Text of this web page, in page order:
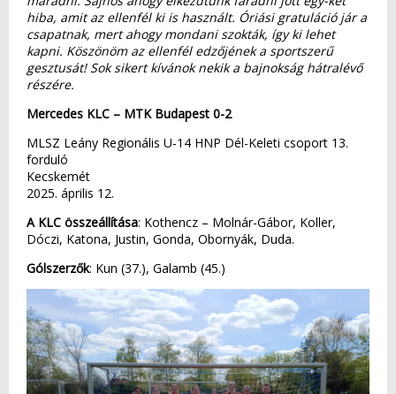
hiba, amit az ellenfél ki is használt. Óriási gratuláció jár a
csapatnak, mert ahogy mondani szokták, így ki lehet
kapni. Köszönöm az ellenfél edzőjének a sportszerű
gesztusát! Sok sikert kívánok nekik a bajnokság hátralévő
részére.
Mercedes KLC – MTK Budapest 0-2
MLSZ Leány Regionális U-14 HNP Dél-Keleti csoport 13.
forduló
Kecskemét
2025. április 12.
A KLC összeállítása: Kothencz – Molnár-Gábor, Koller,
Dóczi, Katona, Justin, Gonda, Obornyák, Duda.
Gólszerzők: Kun (37.), Galamb (45.)